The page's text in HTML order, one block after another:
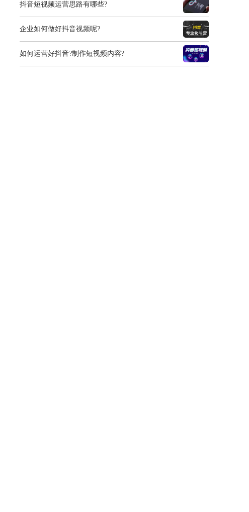
抖音短视频运营思路有哪些?
企业如何做好抖音视频呢?
如何运营好抖音?制作短视频内容?